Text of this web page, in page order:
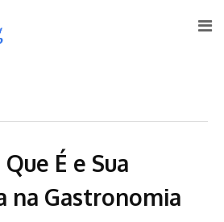
É e Sua
na Gastronomia